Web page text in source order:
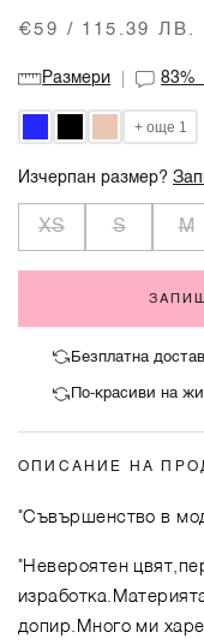
€59 / 115.39 ЛВ.
Размери 83%
+ още 1
Изчерпан размер?
XS S M
Безплатна
По-красиви на
ОПИСАНИЕ НА
"Съвършенство в
"Невероятен
допир.Много ми